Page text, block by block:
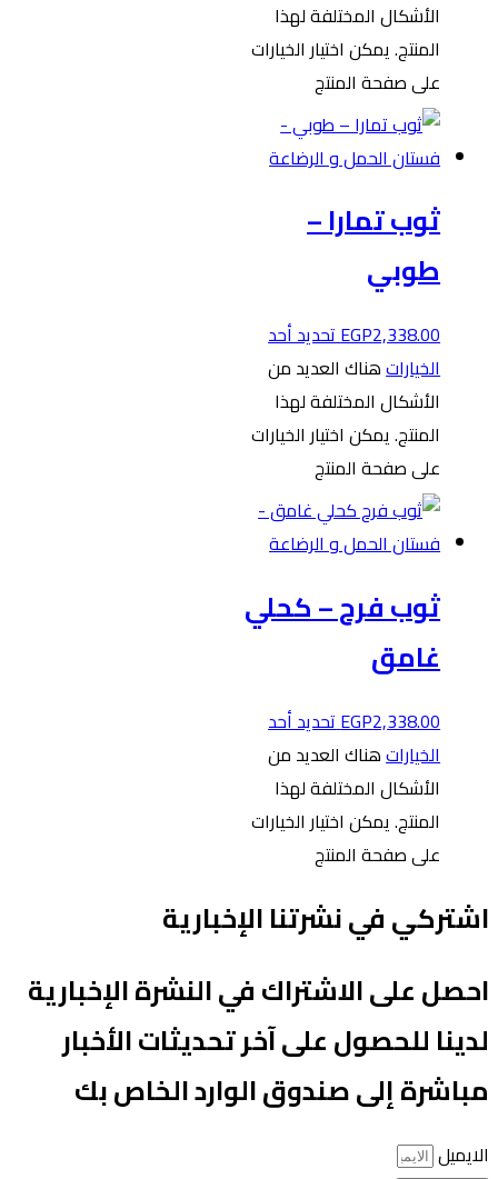
الأشكال المختلفة لهذا
المنتج. يمكن اختيار الخيارات
على صفحة المنتج
ثوب تمارا –
طوبي
EGP2,338.00
تحديد أحد
الخياراتهناك العديد من
الأشكال المختلفة لهذا
المنتج. يمكن اختيار الخيارات
على صفحة المنتج
ثوب فرح – كحلي
غامق
EGP2,338.00
تحديد أحد
الخياراتهناك العديد من
الأشكال المختلفة لهذا
المنتج. يمكن اختيار الخيارات
على صفحة المنتج
في نشرتنا الإخبارية
على الاشتراك في النشرة الإخبارية
للحصول على آخر تحديثات الأخبار
إلى صندوق الوارد الخاص بك